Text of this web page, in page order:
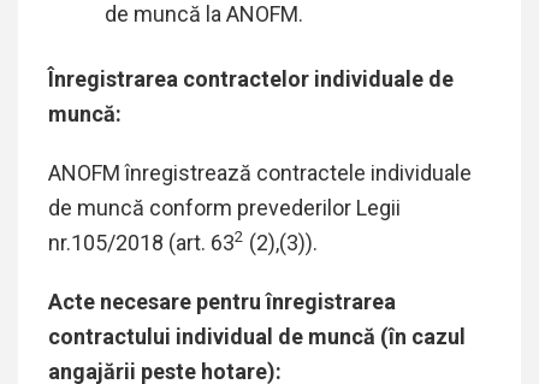
de muncă la ANOFM.
Înregistrarea contractelor individuale de
muncă:
ANOFM înregistrează contractele individuale
de muncă conform prevederilor Legii
nr.105/2018 (art. 632 (2),(3)).
Acte necesare pentru înregistrarea
contractului individual de muncă (în cazul
angajării peste hotare):